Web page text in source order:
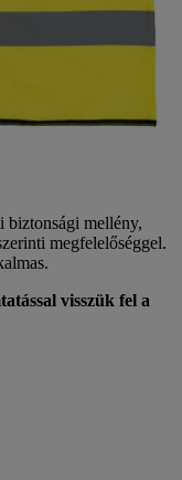
biztonsági mellény,
megfelelőséggel.
visszük fel a